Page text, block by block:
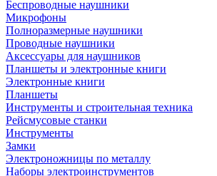
Беспроводные наушники
Микрофоны
Полноразмерные наушники
Проводные наушники
Аксессуары для наушников
Планшеты и электронные книги
Электронные книги
Планшеты
Инструменты и строительная техника
Рейсмусовые станки
Инструменты
Замки
Электроножницы по металлу
Наборы электроинструментов